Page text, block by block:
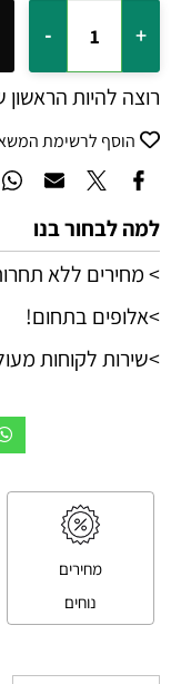
רוצה להיות
הוסף לרשימת
למה לבחור בנו
> מחירים ללא
>אלופים בתחום!
>שירות לקוחות
מחירים
נוחים